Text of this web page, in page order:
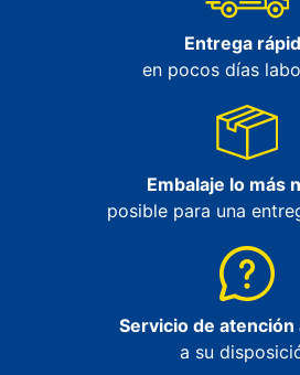
Entrega
en pocos días
Embalaje lo más
posible para una
Servicio de atención
a su